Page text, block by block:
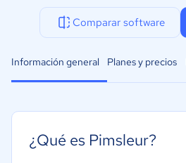
Comparar software
Información general Planes y precios
¿Qué es Pimsleur?